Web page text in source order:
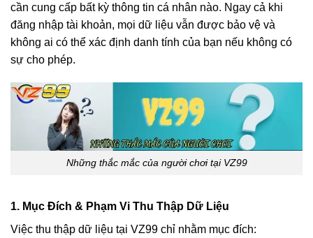
cần cung cấp bất kỳ thông tin cá nhân nào. Ngay cả khi
đăng nhập tài khoản, mọi dữ liệu vẫn được bảo vệ và
không ai có thể xác định danh tính của bạn nếu không có
sự cho phép.
Những thắc mắc của người chơi tại VZ99
1. Mục Đích & Phạm Vi Thu Thập Dữ Liệu
Việc thu thập dữ liệu tại VZ99 chỉ nhằm mục đích: